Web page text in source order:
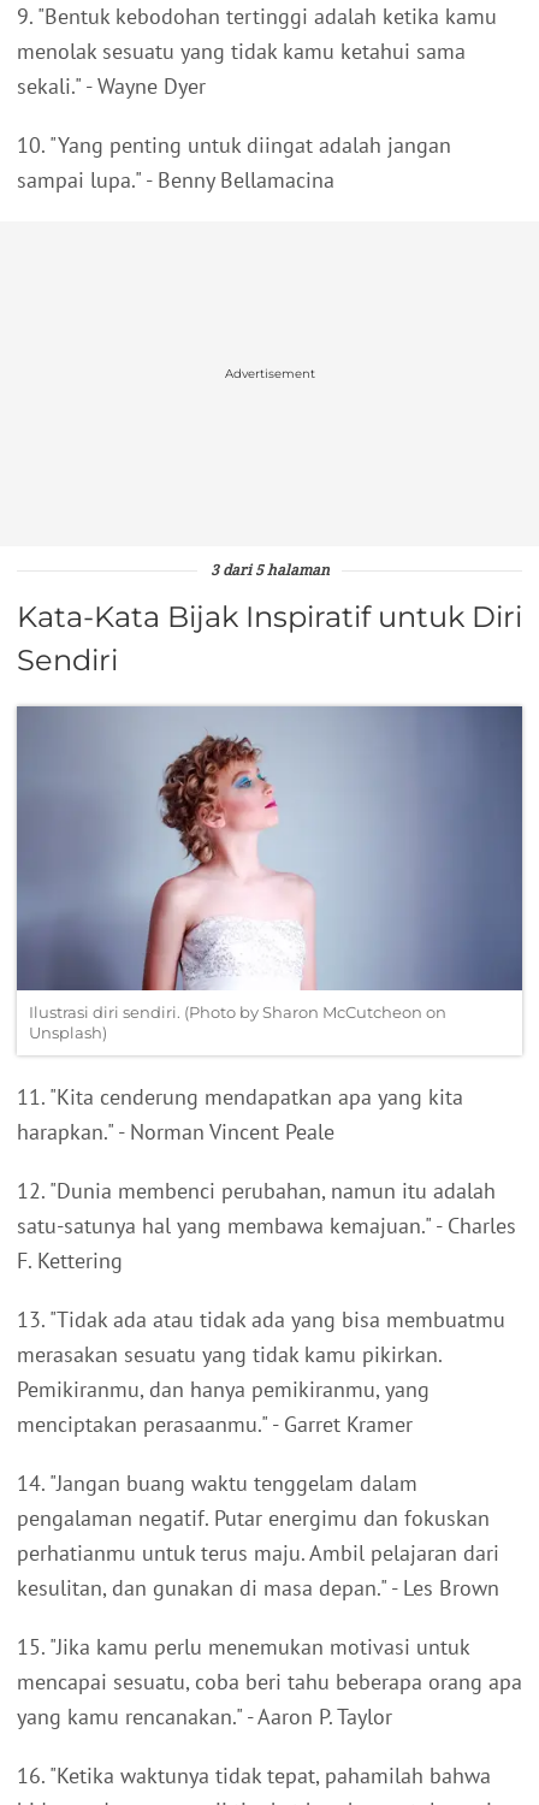
9. "Bentuk kebodohan tertinggi adalah ketika kamu
menolak sesuatu yang tidak kamu ketahui sama
sekali." - Wayne Dyer
10. "Yang penting untuk diingat adalah jangan
sampai lupa." - Benny Bellamacina
Advertisement
3 dari 5 halaman
Kata-Kata Bijak Inspiratif untuk Diri
Sendiri
Ilustrasi diri sendiri. (Photo by Sharon McCutcheon on
Unsplash)
11. "Kita cenderung mendapatkan apa yang kita
harapkan." - Norman Vincent Peale
12. "Dunia membenci perubahan, namun itu adalah
satu-satunya hal yang membawa kemajuan." - Charles
F. Kettering
13. "Tidak ada atau tidak ada yang bisa membuatmu
merasakan sesuatu yang tidak kamu pikirkan.
Pemikiranmu, dan hanya pemikiranmu, yang
menciptakan perasaanmu." - Garret Kramer
14. "Jangan buang waktu tenggelam dalam
pengalaman negatif. Putar energimu dan fokuskan
perhatianmu untuk terus maju. Ambil pelajaran dari
kesulitan, dan gunakan di masa depan." - Les Brown
15. "Jika kamu perlu menemukan motivasi untuk
mencapai sesuatu, coba beri tahu beberapa orang apa
yang kamu rencanakan." - Aaron P. Taylor
16. "Ketika waktunya tidak tepat, pahamilah bahwa